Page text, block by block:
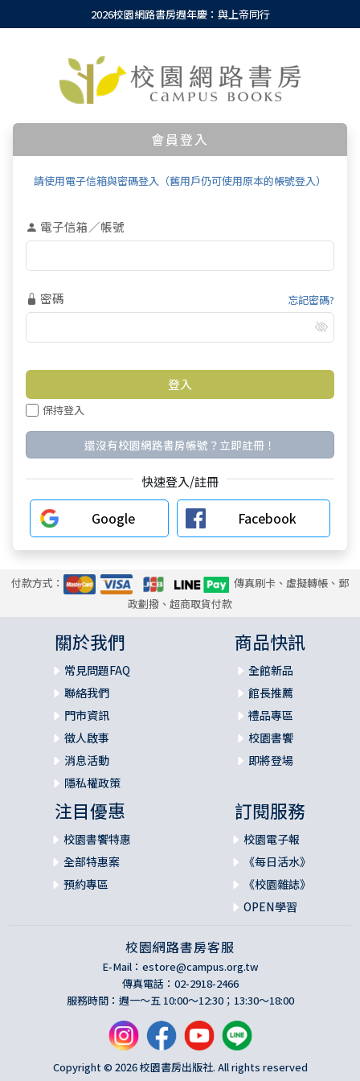
2026校園網路書房週年慶：與上帝同行
會員登入
請使用電子信箱與密碼登入（舊用戶仍可使用原本的帳號登入）
電子信箱／帳號
密碼 忘記密碼?
保持登入
還沒有校園網路書房帳號？立即註冊！
快速登入/註冊
Google Facebook
付款方式：
傳真刷卡、虛擬轉帳、郵
政劃撥、超商取貨付款
關於我們
常見問題FAQ
聯絡我們
門市資訊
徵人啟事
消息活動
隱私權政策
商品快訊
全館新品
館長推薦
禮品專區
校園書饗
即將登場
注目優惠
校園書饗特惠
全部特惠案
預約專區
訂閱服務
校園電子報
《每日活水》
《校園雜誌》
OPEN學習
校園網路書房客服
E-Mail： estore@campus.org.tw
傳真電話：02-2918-2466
服務時間：週一～五 10:00～12:30；13:30～18:00
Copyright © 2026 校園書房出版社. All rights reserved